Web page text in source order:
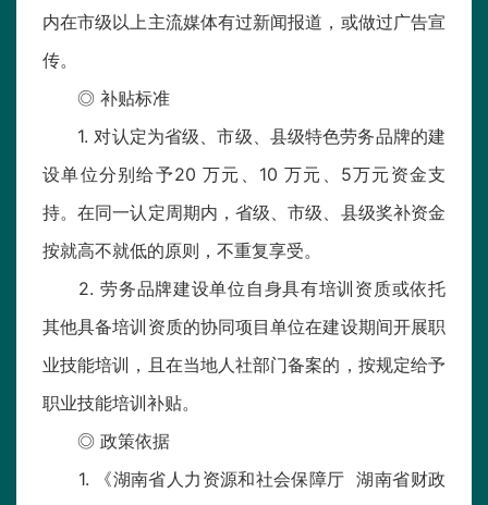
内在市级以上主流媒体有过新闻报道，或做过广告宣
传。
◎ 补贴标准
1. 对认定为省级、市级、县级特色劳务品牌的建
设单位分别给予20 万元、10 万元、5万元资金支
持。在同一认定周期内，省级、市级、县级奖补资金
按就高不就低的原则，不重复享受。
2. 劳务品牌建设单位自身具有培训资质或依托
其他具备培训资质的协同项目单位在建设期间开展职
业技能培训，且在当地人社部门备案的，按规定给予
职业技能培训补贴。
◎ 政策依据
1. 《湖南省人力资源和社会保障厅 湖南省财政